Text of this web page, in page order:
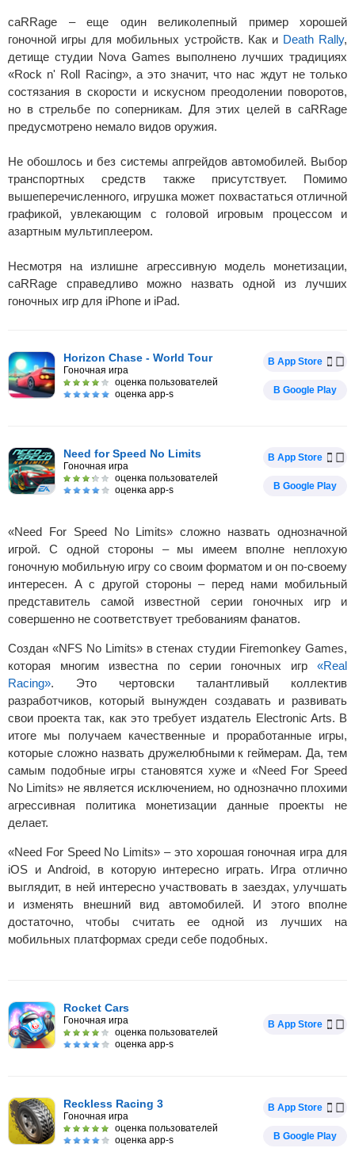
caRRage – еще один великолепный пример хорошей
гоночной игры для мобильных устройств. Как и Death Rally,
детище студии Nova Games выполнено лучших традициях
«Rock n' Roll Racing», а это значит, что нас ждут не только
состязания в скорости и искусном преодолении поворотов,
но в стрельбе по соперникам. Для этих целей в caRRage
предусмотрено немало видов оружия.
Не обошлось и без системы апгрейдов автомобилей. Выбор
транспортных средств также присутствует. Помимо
вышеперечисленного, игрушка может похвастаться отличной
графикой, увлекающим с головой игровым процессом и
азартным мультиплеером.
Несмотря на излишне агрессивную модель монетизации,
caRRage справедливо можно назвать одной из лучших
гоночных игр для iPhone и iPad.
Horizon Chase - World Tour
Гоночная игра
оценка пользователей
оценка app-s
В App Store
В Google Play
Need for Speed No Limits
Гоночная игра
оценка пользователей
оценка app-s
В App Store
В Google Play
«Need For Speed No Limits» сложно назвать однозначной
игрой. С одной стороны – мы имеем вполне неплохую
гоночную мобильную игру со своим форматом и он по-своему
интересен. А с другой стороны – перед нами мобильный
представитель самой известной серии гоночных игр и
совершенно не соответствует требованиям фанатов.
Создан «NFS No Limits» в стенах студии Firemonkey Games,
которая многим известна по серии гоночных игр «Real
Racing». Это чертовски талантливый коллектив
разработчиков, который вынужден создавать и развивать
свои проекта так, как это требует издатель Electronic Arts. В
итоге мы получаем качественные и проработанные игры,
которые сложно назвать дружелюбными к геймерам. Да, тем
самым подобные игры становятся хуже и «Need For Speed
No Limits» не является исключением, но однозначно плохими
агрессивная политика монетизации данные проекты не
делает.
«Need For Speed No Limits» – это хорошая гоночная игра для
iOS и Android, в которую интересно играть. Игра отлично
выглядит, в ней интересно участвовать в заездах, улучшать
и изменять внешний вид автомобилей. И этого вполне
достаточно, чтобы считать ее одной из лучших на
мобильных платформах среди себе подобных.
Rocket Cars
Гоночная игра
оценка пользователей
оценка app-s
В App Store
Reckless Racing 3
Гоночная игра
оценка пользователей
оценка app-s
В App Store
В Google Play